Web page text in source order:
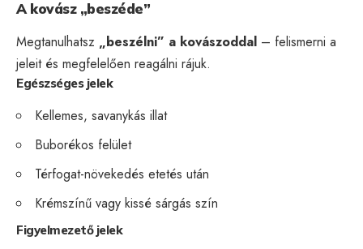
A kovász „beszéde”
Megtanulhatsz „beszélni” a kovászoddal – felismerni a
jeleit és megfelelően reagálni rájuk.
Egészséges jelek
Kellemes, savanykás illat
Buborékos felület
Térfogat-növekedés etetés után
Krémszínű vagy kissé sárgás szín
Figyelmezető jelek